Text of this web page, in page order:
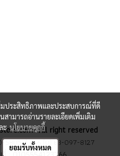
All right reserved
5805/+66 (0) 83-097-8127
มประสิทธิภาพและประสบการณ์ที่ดี
สามารถอ่านรายละเอียดเพิ่มเติม
ะนโยบายคุกกี้
ยอมรับทั้งหมด